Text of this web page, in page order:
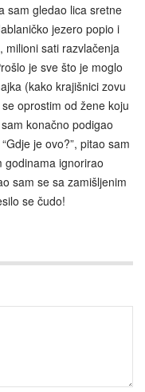
sam gledao lica sretne
jezero popio i
milioni sati razvlačenja
je sve što je moglo
(kako krajišnici zovu
oprostim od žene koju
konačno podigao
je ovo?”, pitao sam
godinama ignorirao
sam se sa zamišljenim
se čudo!